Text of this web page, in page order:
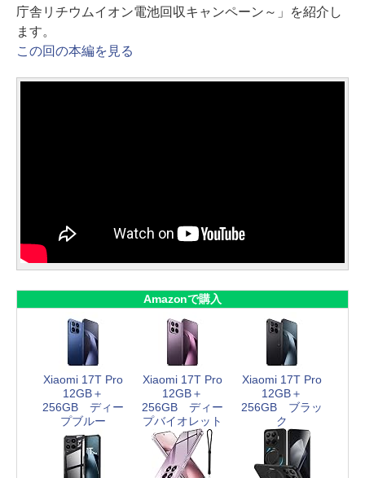
庁舎リチウムイオン電池回収キャンペーン～」を紹介し
ます。
この回の本編を見る
Amazonで購入
Xiaomi 17T Pro
12GB＋
256GB ディー
プブルー
Xiaomi 17T Pro
12GB＋
256GB ディー
プバイオレット
Xiaomi 17T Pro
12GB＋
256GB ブラッ
ク